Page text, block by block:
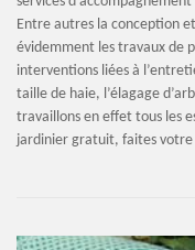
Entre autres la conception
évidemment les travaux de
interventions liées à
taille de haie, l’élagage
travaillons en effet tous les
jardinier gratuit, faites